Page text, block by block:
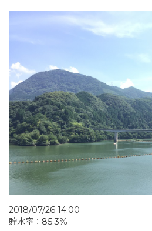
2018/07/26 14:00
貯水率：85.3％